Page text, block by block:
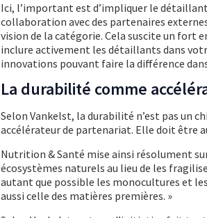
Ici, l’important est d’impliquer le
collaboration avec des partenaires
vision de la catégorie. Cela suscite un fort
inclure activement les détaillants dans
innovations pouvant faire la différence
La durabilité comme
Selon Vankelst, la durabilité n’est pas un
accélérateur de partenariat. Elle doit être
Nutrition & Santé mise ainsi résolument
écosystèmes naturels au lieu de les
autant que possible les monocultures et
aussi celle des matières premières. »